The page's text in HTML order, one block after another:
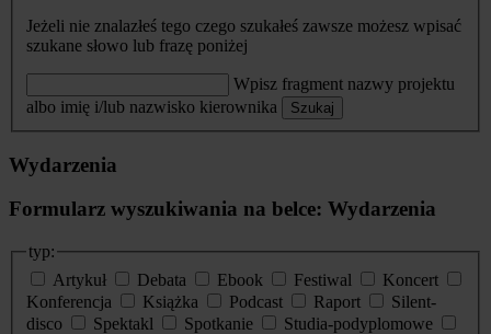
Jeżeli nie znalazłeś tego czego szukałeś zawsze możesz wpisać
szukane słowo lub frazę poniżej
Wpisz fragment nazwy projektu
albo imię i/lub nazwisko kierownika
Szukaj
Wydarzenia
Formularz wyszukiwania na belce: Wydarzenia
typ:
Artykuł
Debata Ebook Festiwal
Koncert
Konferencja
Książka Podcast Raport
Silent-
disco
Spektakl Spotkanie
Studia-podyplomowe